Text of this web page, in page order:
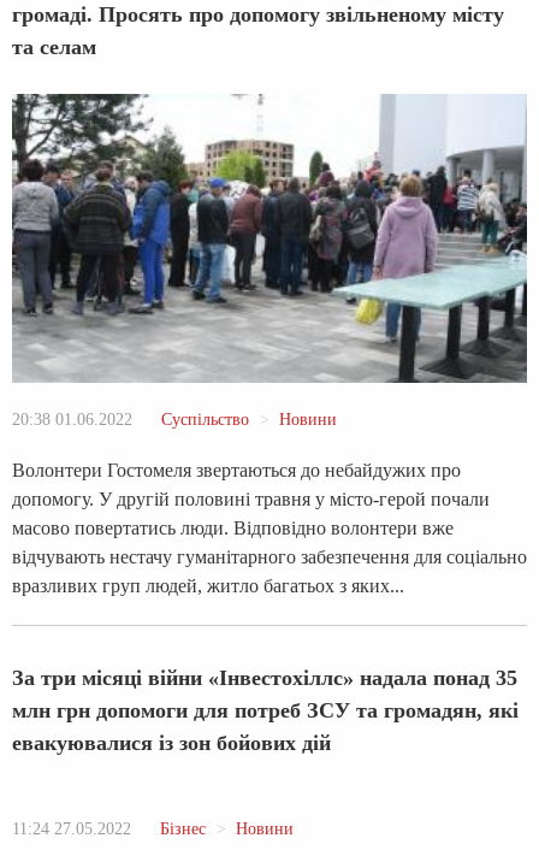
громаді. Просять про допомогу звільненому місту
та селам
20:38 01.06.2022 Суспільство Новини
Волонтери Гостомеля звертаються до небайдужих про
допомогу. У другій половині травня у місто-герой почали
масово повертатись люди. Відповідно волонтери вже
відчувають нестачу гуманітарного забезпечення для соціально
вразливих груп людей, житло багатьох з яких...
За три місяці війни «Інвестохіллс» надала понад 35
млн грн допомоги для потреб ЗСУ та громадян, які
евакуювалися із зон бойових дій
11:24 27.05.2022 Бізнес Новини